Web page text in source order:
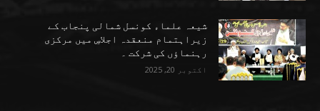
شیعہ علماء کونسل شمالی پنجاب کے
زیراہتمام منعقدہ اجلاسِ میں مرکزی
رہنماؤں کی شرکت ۔
اکتوبر 20, 2025